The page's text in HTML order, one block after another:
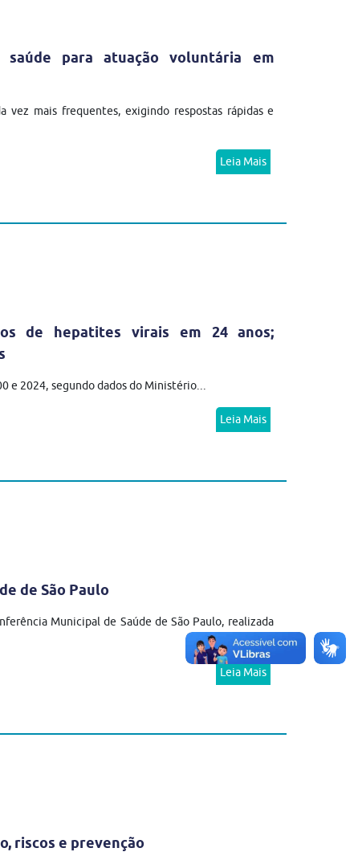
saúde para atuação voluntária em
vez mais frequentes, exigindo respostas rápidas e
Leia Mais
de hepatites virais em 24 anos;
e 2024, segundo dados do Ministério...
Leia Mais
de São Paulo
Municipal de Saúde de São Paulo, realizada
Leia Mais
riscos e prevenção